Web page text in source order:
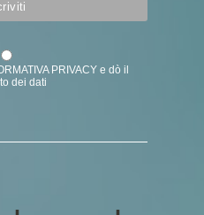
PRIVACY e dò il
dei dati